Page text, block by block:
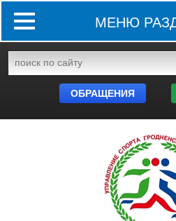
МЕНЮ
ОБРАЩЕНИЯ